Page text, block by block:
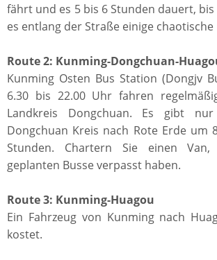
fährt und es 5 bis 6 Stunden dauert,
es entlang der Straße einige
Route 2: Kunming-Dongchuan-
Kunming Osten Bus Station (Dongjv
6.30 bis 22.00 Uhr fahren
Landkreis Dongchuan. Es gibt
Dongchuan Kreis nach Rote Erde um
Stunden. Chartern Sie einen
geplanten Busse verpasst haben.
Route 3: Kunming-Huagou
Ein Fahrzeug von Kunming nach
kostet.